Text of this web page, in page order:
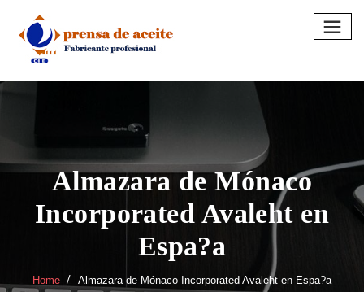
content
Almazara de Mónaco
Incorporated Avaleht en
Espa?a
Home Almazara de Mónaco Incorporated Avaleht en Espa?a